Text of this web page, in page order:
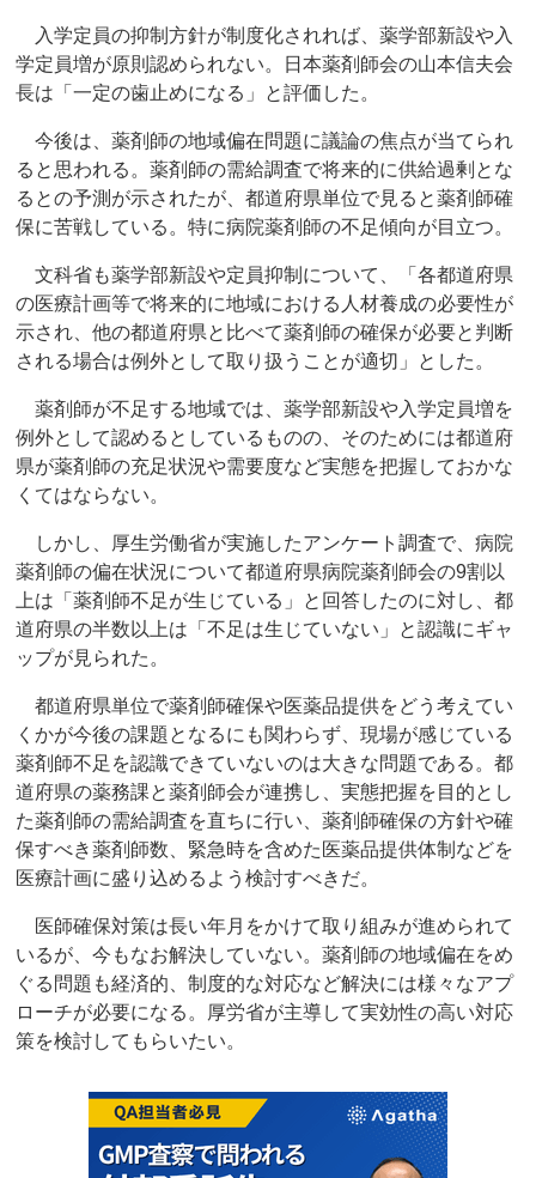
入学定員の抑制方針が制度化されれば、薬学部新設や入
学定員増が原則認められない。日本薬剤師会の山本信夫会
長は「一定の歯止めになる」と評価した。
今後は、薬剤師の地域偏在問題に議論の焦点が当てられ
ると思われる。薬剤師の需給調査で将来的に供給過剰とな
るとの予測が示されたが、都道府県単位で見ると薬剤師確
保に苦戦している。特に病院薬剤師の不足傾向が目立つ。
文科省も薬学部新設や定員抑制について、「各都道府県
の医療計画等で将来的に地域における人材養成の必要性が
示され、他の都道府県と比べて薬剤師の確保が必要と判断
される場合は例外として取り扱うことが適切」とした。
薬剤師が不足する地域では、薬学部新設や入学定員増を
例外として認めるとしているものの、そのためには都道府
県が薬剤師の充足状況や需要度など実態を把握しておかな
くてはならない。
しかし、厚生労働省が実施したアンケート調査で、病院
薬剤師の偏在状況について都道府県病院薬剤師会の9割以
上は「薬剤師不足が生じている」と回答したのに対し、都
道府県の半数以上は「不足は生じていない」と認識にギャ
ップが見られた。
都道府県単位で薬剤師確保や医薬品提供をどう考えてい
くかが今後の課題となるにも関わらず、現場が感じている
薬剤師不足を認識できていないのは大きな問題である。都
道府県の薬務課と薬剤師会が連携し、実態把握を目的とし
た薬剤師の需給調査を直ちに行い、薬剤師確保の方針や確
保すべき薬剤師数、緊急時を含めた医薬品提供体制などを
医療計画に盛り込めるよう検討すべきだ。
医師確保対策は長い年月をかけて取り組みが進められて
いるが、今もなお解決していない。薬剤師の地域偏在をめ
ぐる問題も経済的、制度的な対応など解決には様々なアプ
ローチが必要になる。厚労省が主導して実効性の高い対応
策を検討してもらいたい。